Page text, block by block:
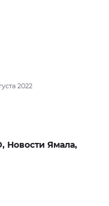
2022
Новости Ямала,